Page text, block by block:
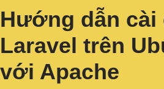
Hướng dẫn cài
Laravel trên
với Apache